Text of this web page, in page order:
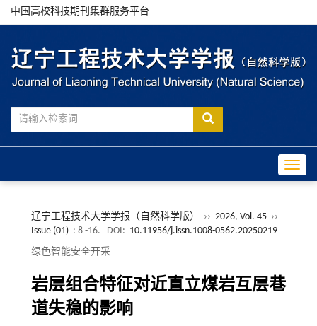
中国高校科技期刊集群服务平台
辽宁工程技术大学学报（自然科学版） ›› 2026, Vol. 45 ››
Issue (01) : 8 -16. DOI: 10.11956/j.issn.1008-0562.20250219
绿色智能安全开采
岩层组合特征对近直立煤岩互层巷
道失稳的影响